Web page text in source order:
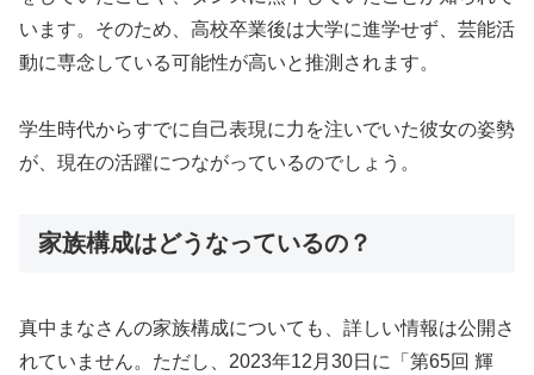
います。そのため、高校卒業後は大学に進学せず、芸能活
動に専念している可能性が高いと推測されます。
学生時代からすでに自己表現に力を注いでいた彼女の姿勢
が、現在の活躍につながっているのでしょう。
家族構成はどうなっているの？
真中まなさんの家族構成についても、詳しい情報は公開さ
れていません。ただし、2023年12月30日に「第65回 輝